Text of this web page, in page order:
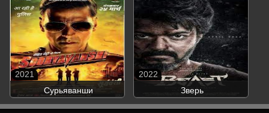
Сурьяванши
2021
Зверь
2022